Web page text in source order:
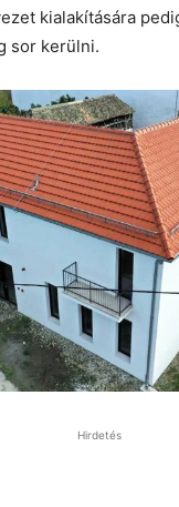
kialakítására
sor kerülni.
Hirdetés